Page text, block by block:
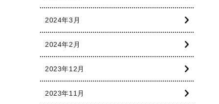
2024年3月
2024年2月
2023年12月
2023年11月